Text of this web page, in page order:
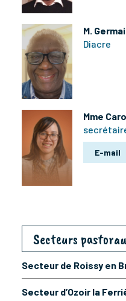
M.
Diacre
Mme
E-mail
Secteurs
Secteur de Roissy en
Secteur d’Ozoir la